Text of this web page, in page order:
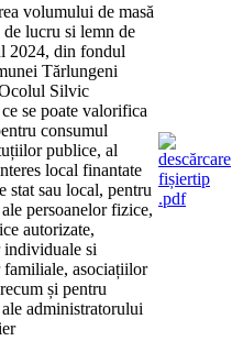
volumului de masă
de lucru si lemn de
2024, din fondul
Tărlungeni
Silvic
se poate valorifica
consumul
publice, al
local finantate
stat sau local, pentru
persoanelor fizice,
autorizate,
si
asociațiilor
și pentru
administratorului